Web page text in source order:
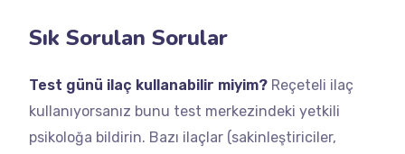
Sık Sorulan Sorular
Test günü ilaç kullanabilir miyim? Reçeteli ilaç
kullanıyorsanız bunu test merkezindeki yetkili
psikoloğa bildirin. Bazı ilaçlar (sakinleştiriciler,